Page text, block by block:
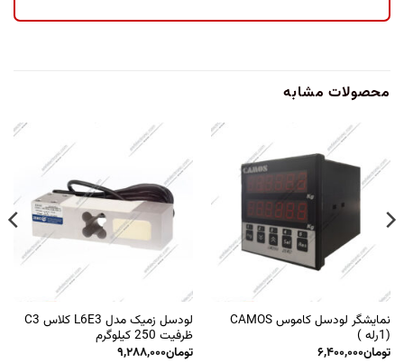
محصولات مشابه
نمایشگر لودسل کاموس CAMOS
(1رله )
تومان۶,۴۰۰,۰۰۰
لودسل زمیک مدل L6E3 کلاس C3
ظرفیت 250 کیلوگرم
تومان۹,۲۸۸,۰۰۰